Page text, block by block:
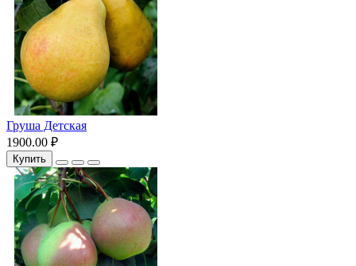
Груша Детская
1900.00 ₽
Купить